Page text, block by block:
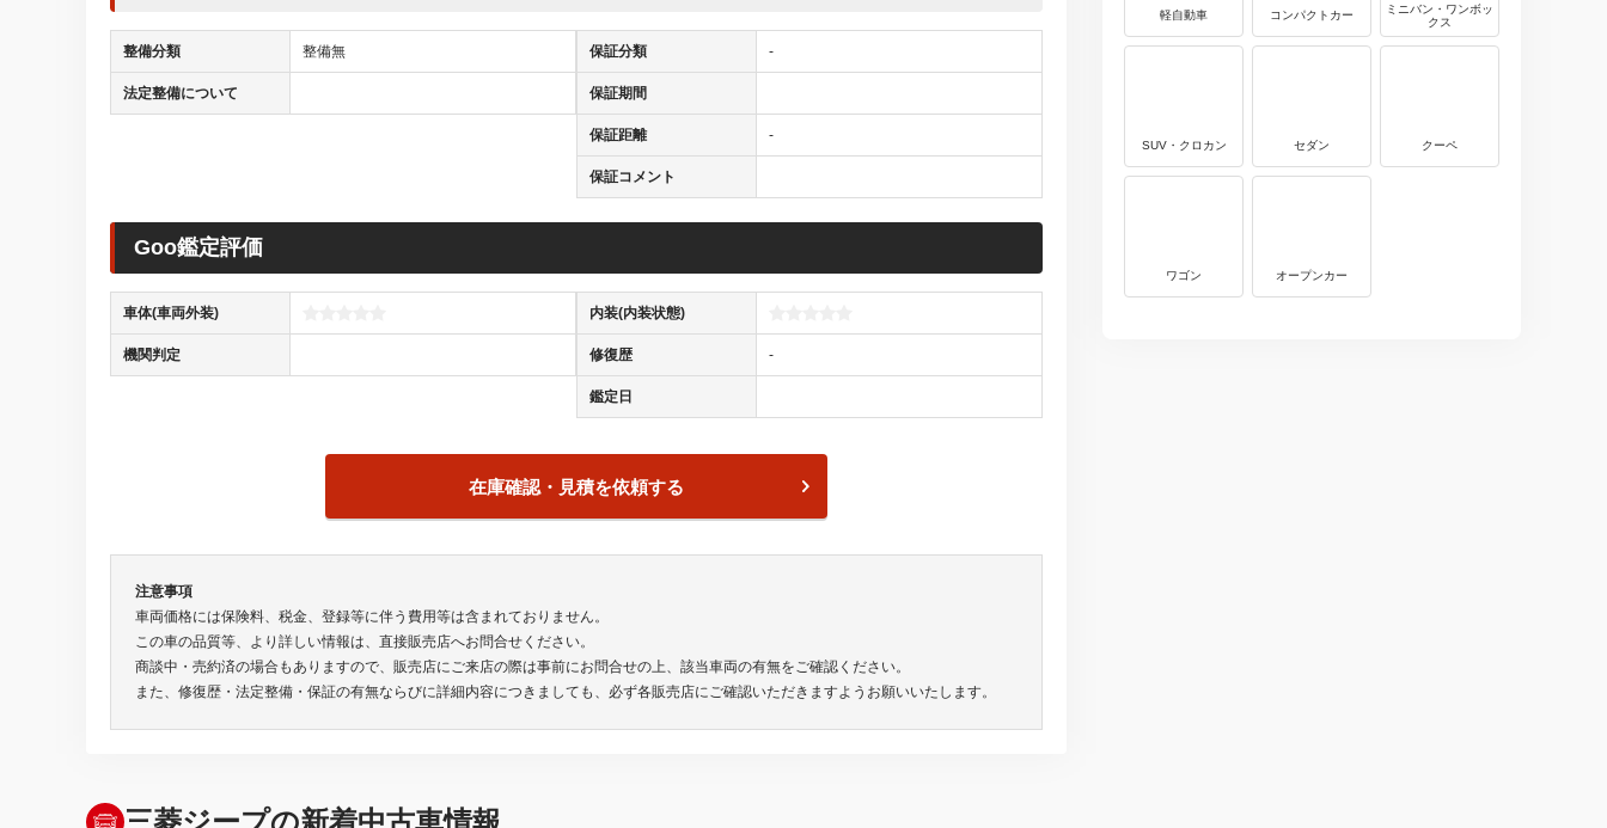
整備分類 整備無
法定整備について
保証分類 -
保証期間
保証距離 -
保証コメント
Goo鑑定評価
車体(車両外装)
機関判定
内装(内装状態)
修復歴 -
鑑定日
在庫確認・見積を依頼する
注意事項
車両価格には保険料、税金、登録等に伴う費用等は含まれておりません。
この車の品質等、より詳しい情報は、直接販売店へお問合せください。
商談中・売約済の場合もありますので、販売店にご来店の際は事前にお問合せの上、該当車両の有無をご確認ください。
また、修復歴・法定整備・保証の有無ならびに詳細内容につきましても、必ず各販売店にご確認いただきますようお願いいたします。
軽自動車 コンパクトカー
ミニバン・ワンボッ
クス
SUV・クロカン セダン クーペ
ワゴン オープンカー